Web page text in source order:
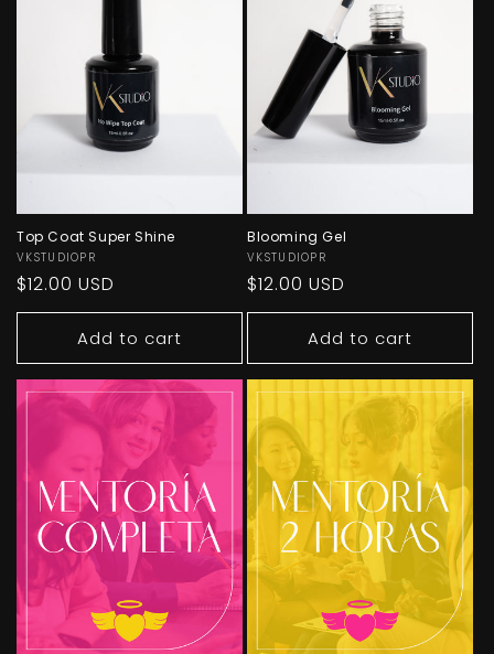
Top Coat Super Shine
Vendor:
VKSTUDIOPR
Regular
price
$12.00 USD
Add to cart
Blooming Gel
Vendor:
VKSTUDIOPR
Regular
price
$12.00 USD
Add to cart